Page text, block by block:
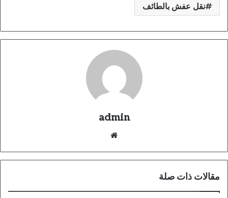
نقل عفش بالطائف
admin
مقالات ذات صلة